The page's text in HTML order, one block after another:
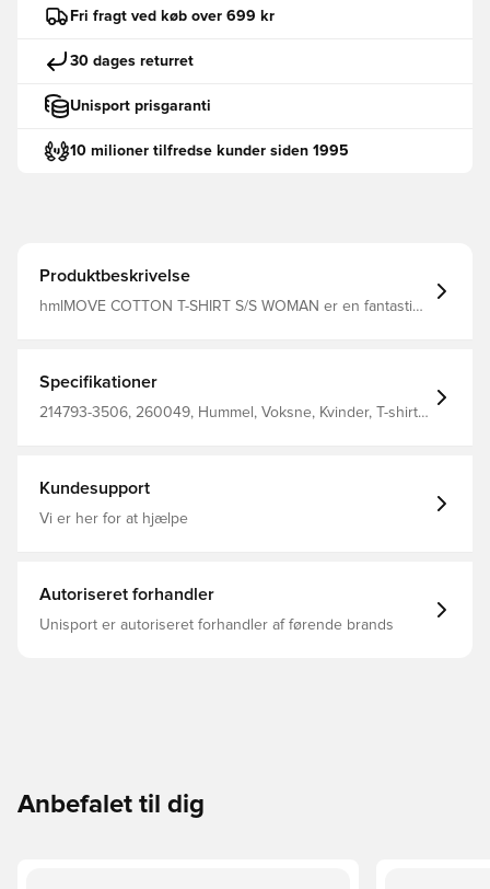
Fri fragt ved køb over 699 kr
30 dages returret
Unisport prisgaranti
10 milioner tilfredse kunder siden 1995
Produktbeskrivelse
hmlMOVE COTTON T-SHIRT S/S WOMAN er en fantastisk
vinkler giver denne kortærmede T-shirt et sporty udtryk –
perfekt til at komplementere din athleisure style.
Specifikationer
214793-3506, 260049, Hummel, Voksne, Kvinder, T-shirts,
Kundesupport
Vi er her for at hjælpe
Autoriseret forhandler
Unisport er autoriseret forhandler af førende brands
Anbefalet til dig